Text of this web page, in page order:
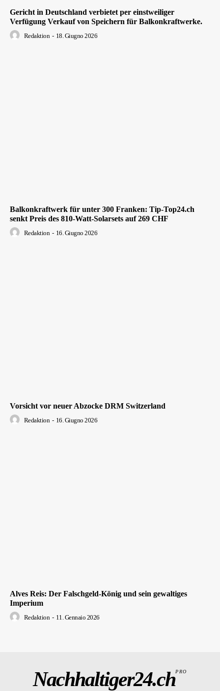
Gericht in Deutschland verbietet per einstweiliger
Verfügung Verkauf von Speichern für Balkonkraftwerke.
Redaktion - 18. Giugno 2026
Balkonkraftwerk für unter 300 Franken: Tip-Top24.ch
senkt Preis des 810-Watt-Solarsets auf 269 CHF
Redaktion - 16. Giugno 2026
Vorsicht vor neuer Abzocke DRM Switzerland
Redaktion - 16. Giugno 2026
Alves Reis: Der Falschgeld-König und sein gewaltiges
Imperium
Redaktion - 11. Gennaio 2026
Nachhaltiger24.chPRO